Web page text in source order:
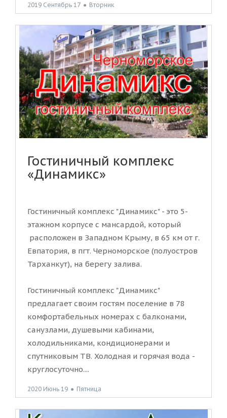
2019 Сентябрь 17 ● Вторник
Гостиничный комплекс
«Динамикс»
Гостиничный комплекс "Динамикс" - это 5-
этажном корпусе с мансардой, который
расположен в Западном Крыму, в 65 км от г.
Евпатория, в пгт. Черноморское (полуостров
Тарханкут), на берегу залива.
Гостиничный комплекс "Динамикс"
предлагает своим гостям поселение в 78
комфортабельных номерах с балконами,
санузлами, душевыми кабинами,
холодильниками, кондиционерами и
спутниковым ТВ. Холодная и горячая вода -
круглосуточно....
2020 Июнь 19 ● Пятница